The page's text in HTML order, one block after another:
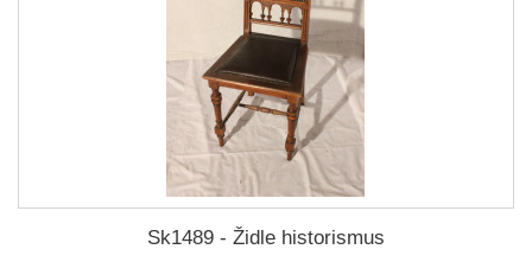
Sk1489 - Židle historismus